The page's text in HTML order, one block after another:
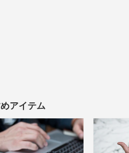
アイテム